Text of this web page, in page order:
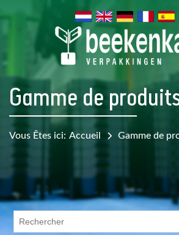
Gamme de
Vous Êtes ici: Accueil Gamme de